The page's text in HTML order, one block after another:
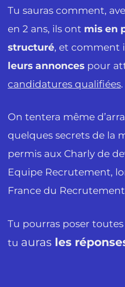
Tu sauras comment,
en 2 ans, ils ont mis en
structuré, et comment
leurs annonces pour
candidatures qualifiées.
On tentera même
quelques secrets de la
permis aux Charly de
Equipe Recrutement,
France du
Tu pourras poser
tu auras les